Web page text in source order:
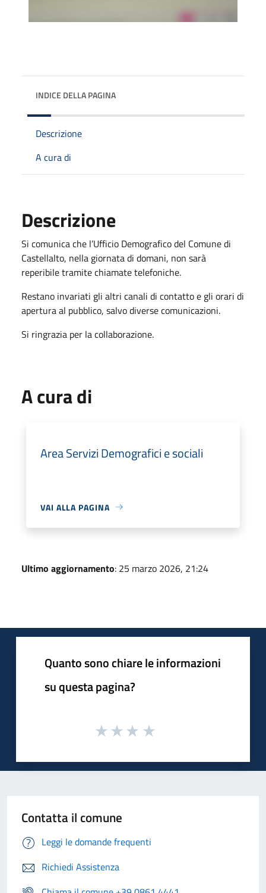
INDICE DELLA PAGINA
Descrizione
A cura di
Descrizione
Si comunica che l’Ufficio Demografico del Comune di
Castellalto, nella giornata di domani, non sarà
reperibile tramite chiamate telefoniche.
Restano invariati gli altri canali di contatto e gli orari di
apertura al pubblico, salvo diverse comunicazioni.
Si ringrazia per la collaborazione.
A cura di
Area Servizi Demografici e sociali
VAI ALLA PAGINA
Ultimo aggiornamento: 25 marzo 2026, 21:24
Quanto sono chiare le informazioni
su questa pagina?
Contatta il comune
Leggi le domande frequenti
Richiedi Assistenza